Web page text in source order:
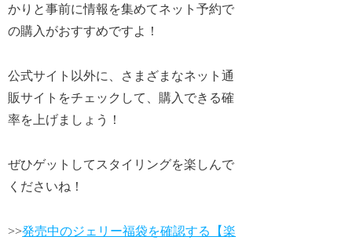
かりと事前に情報を集めてネット予約で
の購入がおすすめですよ！
公式サイト以外に、さまざまなネット通
販サイトをチェックして、購入できる確
率を上げましょう！
ぜひゲットしてスタイリングを楽しんで
くださいね！
>>発売中のジェリー福袋を確認する【楽